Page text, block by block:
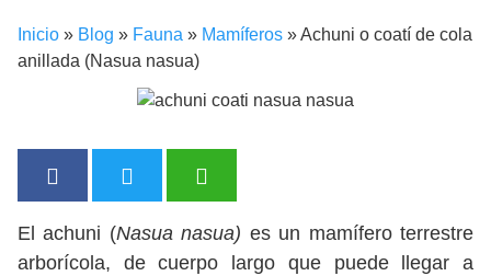
Inicio » Blog » Fauna » Mamíferos »Achuni o coatí de cola
anillada (Nasua nasua)
El achuni (Nasua nasua) es un mamífero terrestre
arborícola, de cuerpo largo que puede llegar a